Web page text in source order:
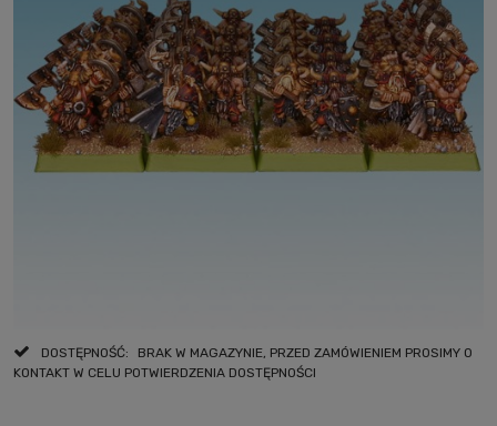
DOSTĘPNOŚĆ:
BRAK W MAGAZYNIE, PRZED ZAMÓWIENIEM PROSIMY O
KONTAKT W CELU POTWIERDZENIA DOSTĘPNOŚCI